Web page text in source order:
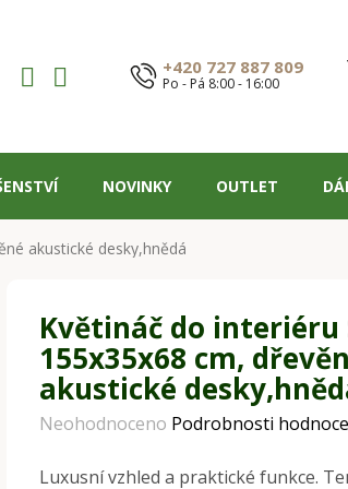
+420 727 887 809
Po - Pá 8:00 - 16:00
NOVINKY OUTLET
akustické desky,hnědá
Květináč do interiéru
155x35x68 cm,
akustické
Průměrné
produktu
Neohodnoceno Podrobnosti
Luxusní vzhled a praktické funkce.